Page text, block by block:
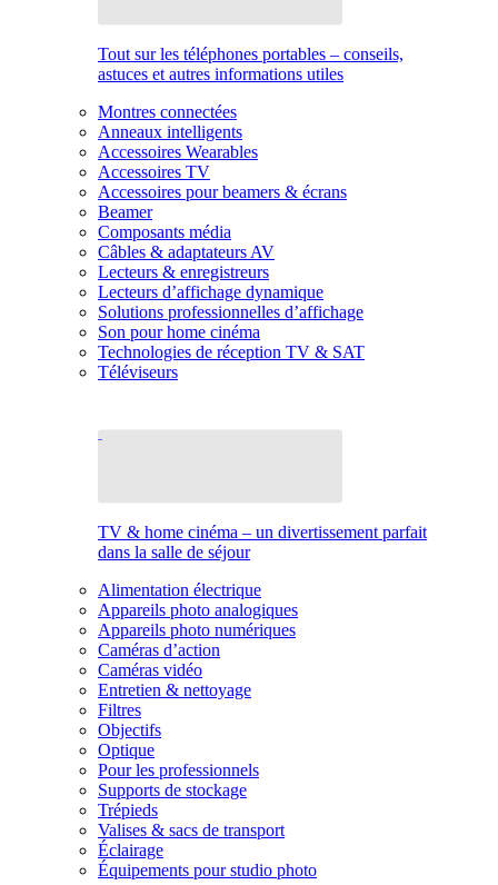
Tout sur les téléphones portables – conseils,
astuces et autres informations utiles
Montres connectées
Anneaux intelligents
Accessoires Wearables
Accessoires TV
Accessoires pour beamers & écrans
Beamer
Composants média
Câbles & adaptateurs AV
Lecteurs & enregistreurs
Lecteurs d’affichage dynamique
Solutions professionnelles d’affichage
Son pour home cinéma
Technologies de réception TV & SAT
Téléviseurs
TV & home cinéma – un divertissement parfait
dans la salle de séjour
Alimentation électrique
Appareils photo analogiques
Appareils photo numériques
Caméras d’action
Caméras vidéo
Entretien & nettoyage
Filtres
Objectifs
Optique
Pour les professionnels
Supports de stockage
Trépieds
Valises & sacs de transport
Éclairage
Équipements pour studio photo